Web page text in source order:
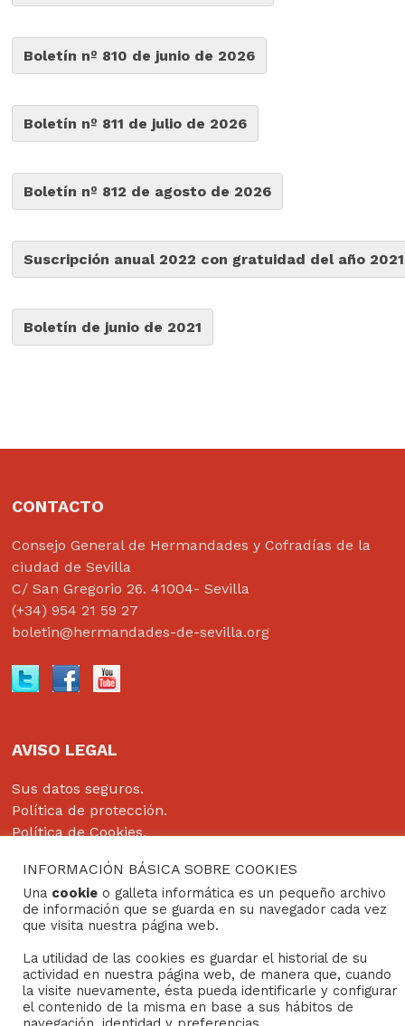
Boletín nº 810 de junio de 2026
Boletín nº 811 de julio de 2026
Boletín nº 812 de agosto de 2026
Suscripción anual 2022 con gratuidad del año
Boletín de junio de 2021
CONTACTO
Consejo General de Hermandades y Cofradías de la
ciudad de Sevilla
C/ San Gregorio 26. 41004- Sevilla
(+34) 954 21 59 27
boletin@hermandades-de-sevilla.org
AVISO LEGAL
Sus datos seguros.
Política de protección.
Política de Cookies.
Copyright © 2022Grupo Studium Formación
INFORMACIÓN BÁSICA SOBRE COOKIES
Una cookie o galleta informática es un pequeño archivo
de información que se guarda en su navegador cada vez
que visita nuestra página web.
La utilidad de las cookies es guardar el historial de su
actividad en nuestra página web, de manera que, cuando
la visite nuevamente, ésta pueda identificarle y configurar
el contenido de la misma en base a sus hábitos de